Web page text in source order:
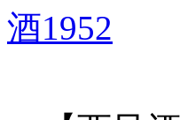
酒1952